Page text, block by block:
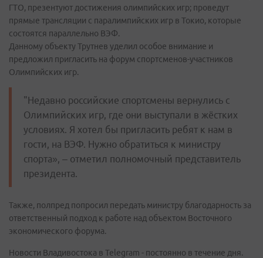
ГТО, презентуют достижения олимпийских игр; проведут
прямые трансляции с паралимпийских игр в Токио, которые
состоятся параллельно ВЭФ.
Данному объекту Трутнев уделил особое внимание и
предложил пригласить на форум спортсменов-участников
Олимпийских игр.
"Недавно российские спортсмены вернулись с
Олимпийских игр, где они выступали в жёстких
условиях. Я хотел бы пригласить ребят к нам в
гости, на ВЭФ. Нужно обратиться к министру
спорта», – отметил полномочный представитель
президента.
Также, полпред попросил передать министру благодарность за
ответственный подход к работе над объектом Восточного
экономического форума.
Новости Владивостока в Telegram - постоянно в течение дня.